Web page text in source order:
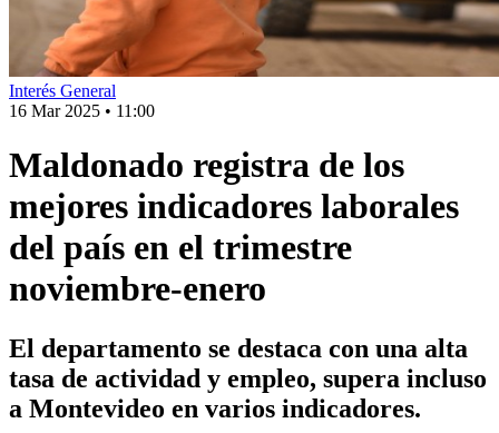
Interés General
16 Mar 2025 • 11:00
Maldonado registra de los
mejores indicadores laborales
del país en el trimestre
noviembre-enero
El departamento se destaca con una alta
tasa de actividad y empleo, supera incluso
a Montevideo en varios indicadores.